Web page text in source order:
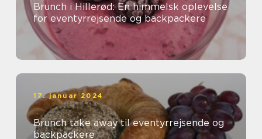
Brunch i Hillerød: En himmelsk oplevelse
for eventyrrejsende og backpackere
17. januar 2024
Brunch take away til eventyrrejsende og
backpackere